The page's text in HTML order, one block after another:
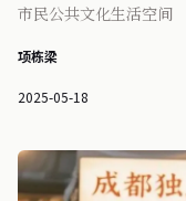
市民公共文化生活空间
项栋梁
2025-05-18